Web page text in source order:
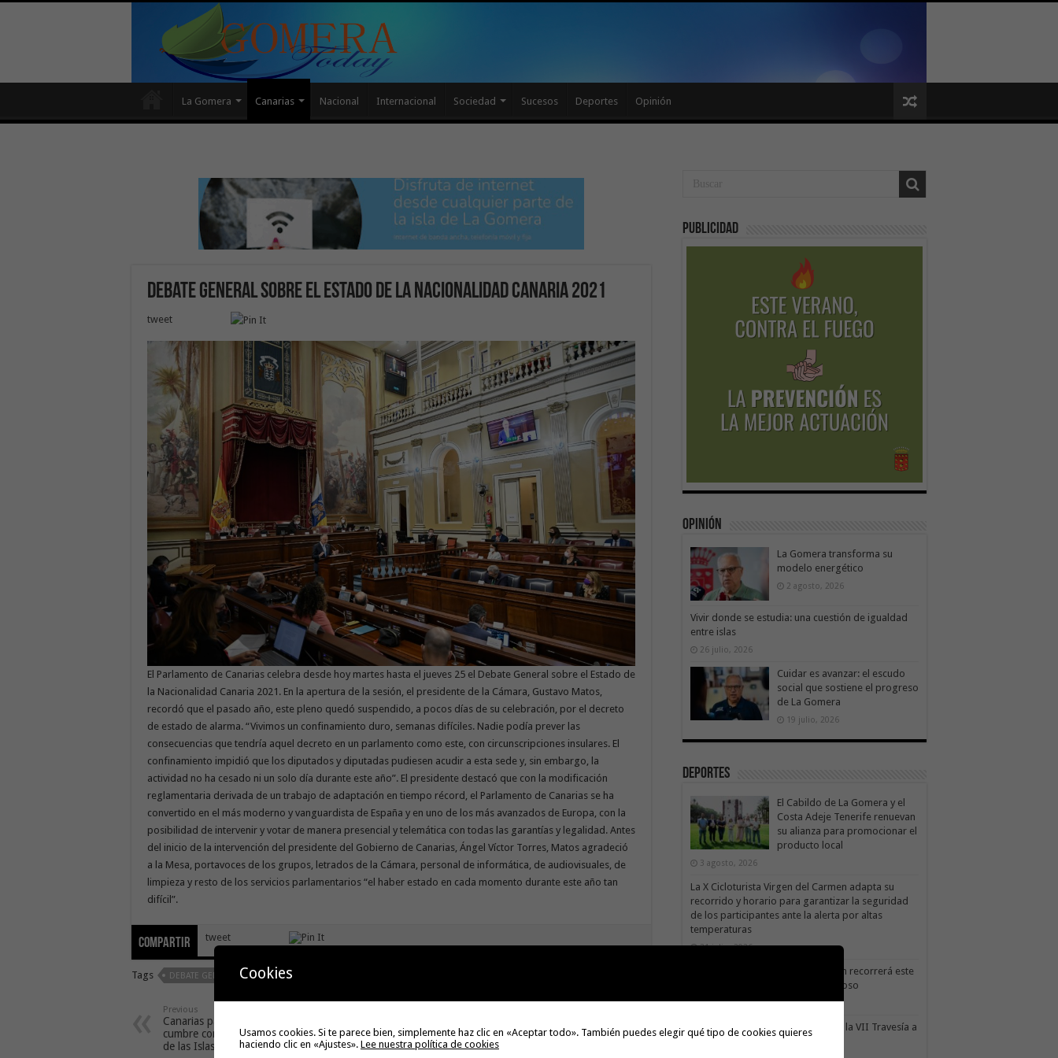
La Gomera Canarias Nacional Internacional Sociedad Sucesos Deportes Opinión
Debate General sobre el Estado de la Nacionalidad Canaria 2021
tweet
El Parlamento de Canarias celebra desde hoy martes hasta el jueves 25 el Debate General sobre el Estado de
la Nacionalidad Canaria 2021. En la apertura de la sesión, el presidente de la Cámara, Gustavo Matos,
recordó que el pasado año, este pleno quedó suspendido, a pocos días de su celebración, por el decreto
de estado de alarma. “Vivimos un confinamiento duro, semanas difíciles. Nadie podía prever las
consecuencias que tendría aquel decreto en un parlamento como este, con circunscripciones insulares. El
confinamiento impidió que los diputados y diputadas pudiesen acudir a esta sede y, sin embargo, la
actividad no ha cesado ni un solo día durante este año”. El presidente destacó que con la modificación
reglamentaria derivada de un trabajo de adaptación en tiempo récord, el Parlamento de Canarias se ha
convertido en el más moderno y vanguardista de España y en uno de los más avanzados de Europa, con la
posibilidad de intervenir y votar de manera presencial y telemática con todas las garantías y legalidad. Antes
del inicio de la intervención del presidente del Gobierno de Canarias, Ángel Víctor Torres, Matos agradeció
a la Mesa, portavoces de los grupos, letrados de la Cámara, personal de informática, de audiovisuales, de
limpieza y resto de los servicios parlamentarios “el haber estado en cada momento durante este año tan
difícil”.
Compartir tweet
Tags DEBATE GENERAL SOBRE EL ESTADO DE LA NACIONALIDAD CANARIA 2021
Previous
Canarias participa en la primera
cumbre contra el cambio climático
de las Islas Europeas
tenemos al mejor Gobierno para
avanzar hacia la recuperación”
Publicidad
Opinión
La Gomera transforma su
modelo energético
2 agosto, 2026
Vivir donde se estudia: una cuestión de igualdad
entre islas
26 julio, 2026
Cuidar es avanzar: el escudo
social que sostiene el progreso
de La Gomera
19 julio, 2026
Deportes
El Cabildo de La Gomera y el
Costa Adeje Tenerife renuevan
su alianza para promocionar el
producto local
3 agosto, 2026
La X Cicloturista Virgen del Carmen adapta su
recorrido y horario para garantizar la seguridad
de los participantes ante la alerta por altas
temperaturas
31 julio, 2026
La X Cicloturista Virgen del Carmen recorrerá este
sábado los paisajes de Vallehermoso
30 julio, 2026
Valle Gran Rey acoge este sábado la VII Travesía a
Nado Isla Colombina
Cookies
Usamos cookies. Si te parece bien, simplemente haz clic en «Aceptar todo». También puedes elegir qué tipo de cookies quieres
haciendo clic en «Ajustes». Lee nuestra política de cookies